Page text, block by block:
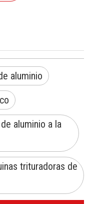
aluminio
aluminio a la
trituradoras de